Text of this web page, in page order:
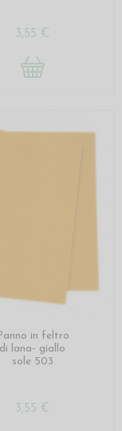
3,55 €
in feltro
di lana- giallo
sole 503
3,55 €